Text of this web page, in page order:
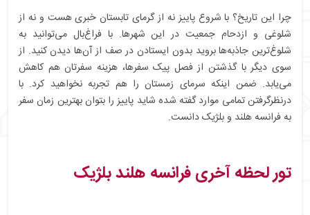
چرا این تاریخ؟ با شروع پاییز نه از گرمای تابستان خبری هست و نه از
شلوغی و ازدحام جمعیت در این شهرها. با فراغ‌بال می‌توانید به
شلوغ‌ترین جاذبه‌ها بروید بدون ایستادن در صف از آن‌ها دیدن کنید. از
سوی دیگر با گذشتن از فصل پیک سفرها، هزینه سفرتان هم کاهش
می‌یابد. ضمن اینکه سرمای زمستان را هم تجربه نخواهید کرد. با
درنظرگرفتن تمامی موارد گفته شده شاید پاییز را بتوان بهترین زمان سفر
به فرانسه هلند و بلژیک دانست.
تور لحظه آخری فرانسه هلند بلژیک